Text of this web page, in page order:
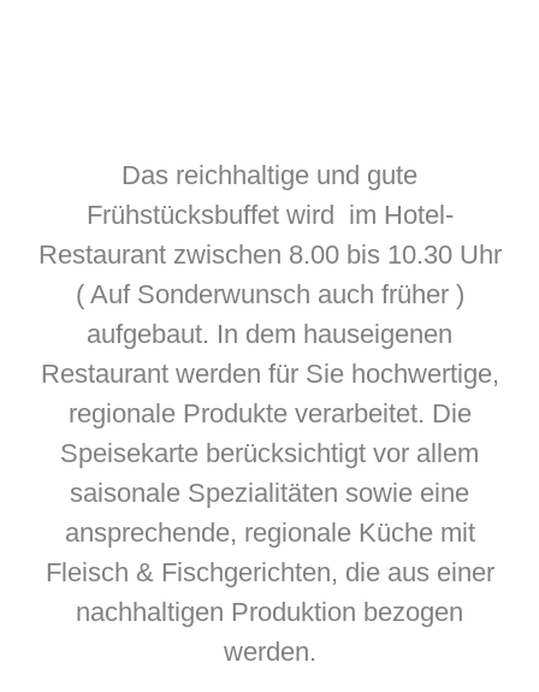
Das reichhaltige und gute
Frühstücksbuffet wird im Hotel-
Restaurant zwischen 8.00 bis 10.30 Uhr
( Auf Sonderwunsch auch früher )
aufgebaut. In dem hauseigenen
Restaurant werden für Sie hochwertige,
regionale Produkte verarbeitet. Die
Speisekarte berücksichtigt vor allem
saisonale Spezialitäten sowie eine
ansprechende, regionale Küche mit
Fleisch & Fischgerichten, die aus einer
nachhaltigen Produktion bezogen
werden.